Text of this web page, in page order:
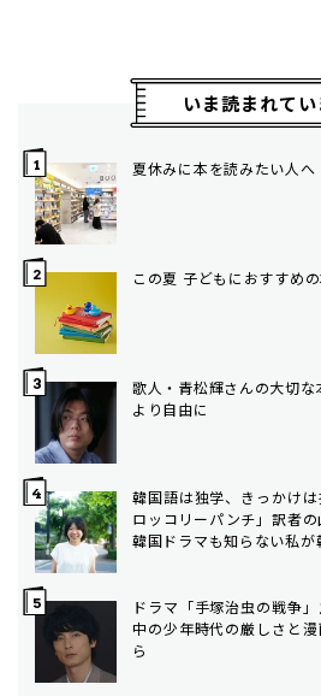
いま読まれて
夏休みに本を読みたい人
この夏 子どもにおすすめ
歌人・青松輝さんの大切
より自由に
韓国語は独学、きっかけ
ロッコリーパンチ」訳者
韓国ドラマも知らない私
ドラマ「手塚治虫の戦争
中の少年時代の厳しさと
ら